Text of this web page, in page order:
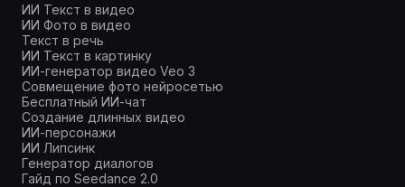
ИИ Текст в видео
ИИ Фото в видео
Текст в речь
ИИ Текст в картинку
ИИ-генератор видео Veo 3
Совмещение фото нейросетью
Бесплатный ИИ-чат
Создание длинных видео
ИИ-персонажи
ИИ Липсинк
Генератор диалогов
Гайд по Seedance 2.0